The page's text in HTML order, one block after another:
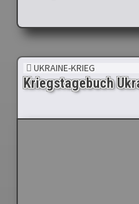
UKRAINE-KRIEG
Kriegstagebuch